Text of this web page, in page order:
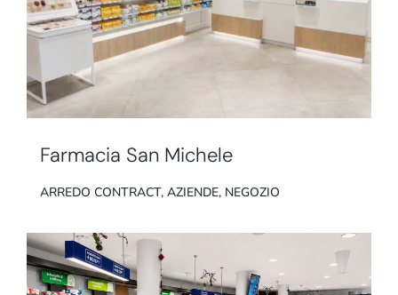
Farmacia San Michele
ARREDO CONTRACT, AZIENDE, NEGOZIO